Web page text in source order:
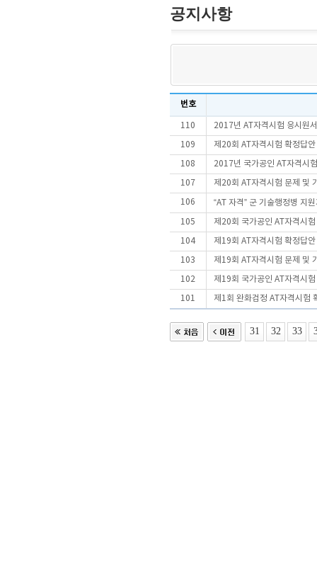
공지사항
번호
110 2017년 AT자격시험 응시원
109 제20회 AT자격시험 확정답
108 2017년 국가공인 AT자격시
107 제20회 AT자격시험 문제 및
106 “AT 자격” 군 기술행정병 지
105 제20회 국가공인 AT자격시
104 제19회 AT자격시험 확정답
103 제19회 AT자격시험 문제 및
102 제19회 국가공인 AT자격시
101 제1회 완화검정 AT자격시험
31 32 33